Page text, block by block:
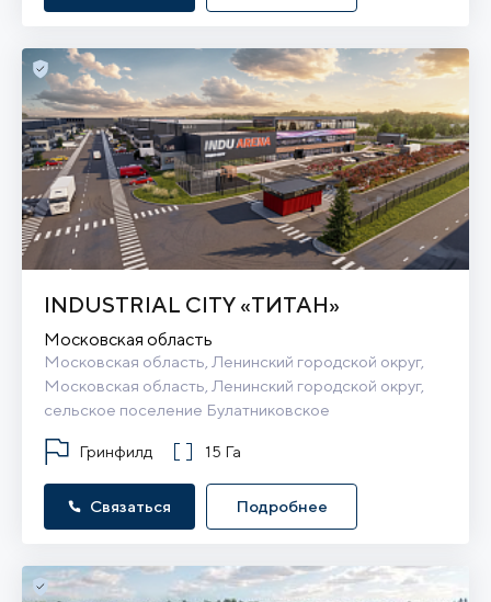
INDUSTRIAL CITY «ТИТАН»
Московская область
Московская область, Ленинский городской округ,
Московская область, Ленинский городской округ,
сельское поселение Булатниковское
Гринфилд 15 Га
Связаться Подробнее